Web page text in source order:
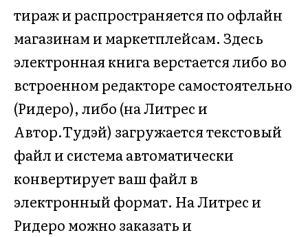
тираж и распространяется по офлайн
магазинам и маркетплейсам. Здесь
электронная книга верстается либо во
встроенном редакторе самостоятельно
(Ридеро), либо (на Литрес и
Автор.Тудэй) загружается текстовый
файл и система автоматически
конвертирует ваш файл в
электронный формат. На Литрес и
Ридеро можно заказать и